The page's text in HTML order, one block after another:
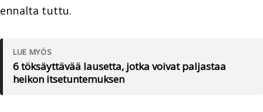
ennalta tuttu.
LUE MYÖS
6 töksäyttävää lausetta, jotka voivat paljastaa
heikon itsetuntemuksen